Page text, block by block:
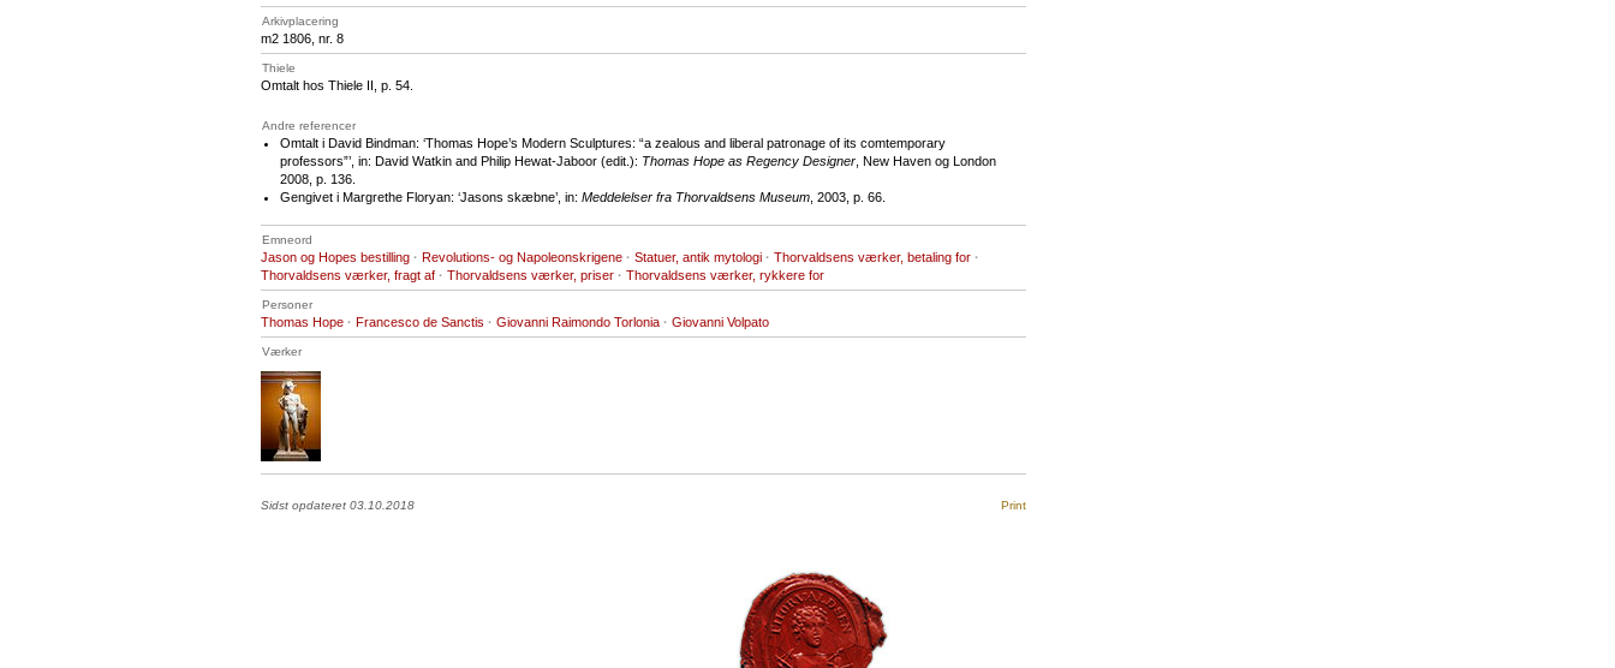
Arkivplacering
m2 1806, nr. 8
Thiele
Omtalt hos Thiele II, p. 54.
Andre referencer
Omtalt i David Bindman: ‘Thomas Hope’s Modern Sculptures: “a zealous and liberal patronage of its comtemporary
professors”’, in: David Watkin and Philip Hewat-Jaboor (edit.): Thomas Hope as Regency Designer , New Haven og London
2008, p. 136.
Gengivet i Margrethe Floryan: ‘Jasons skæbne’, in: Meddelelser fra Thorvaldsens Museum , 2003, p. 66.
Emneord
Jason og Hopes bestilling · Revolutions- og Napoleonskrigene · Statuer, antik mytologi · Thorvaldsens værker, betaling for ·
Thorvaldsens værker, fragt af · Thorvaldsens værker, priser · Thorvaldsens værker, rykkere for
Personer
Thomas Hope · Francesco de Sanctis · Giovanni Raimondo Torlonia · Giovanni Volpato
Værker
Sidst opdateret 03.10.2018 Print